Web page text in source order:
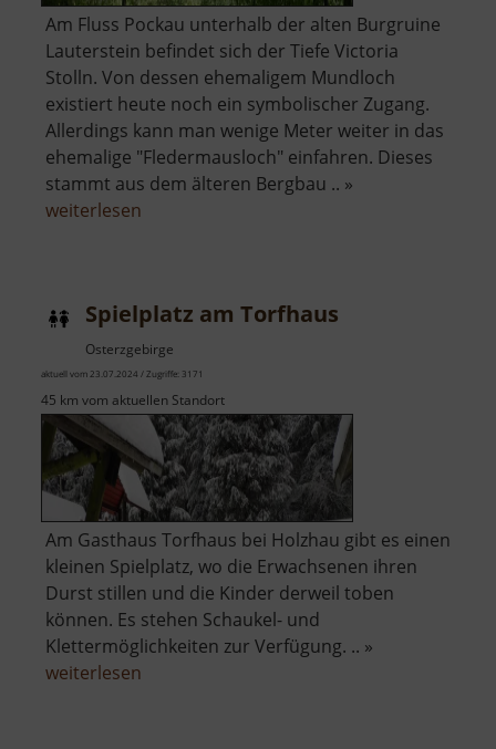
Am Fluss Pockau unterhalb der alten Burgruine
Lauterstein befindet sich der Tiefe Victoria
Stolln. Von dessen ehemaligem Mundloch
existiert heute noch ein symbolischer Zugang.
Allerdings kann man wenige Meter weiter in das
ehemalige "Fledermausloch" einfahren. Dieses
stammt aus dem älteren Bergbau .. »
weiterlesen
Spielplatz am Torfhaus
Osterzgebirge
aktuell vom 23.07.2024 / Zugriffe: 3171
45 km vom aktuellen Standort
Am Gasthaus Torfhaus bei Holzhau gibt es einen
kleinen Spielplatz, wo die Erwachsenen ihren
Durst stillen und die Kinder derweil toben
können. Es stehen Schaukel- und
Klettermöglichkeiten zur Verfügung. .. »
weiterlesen